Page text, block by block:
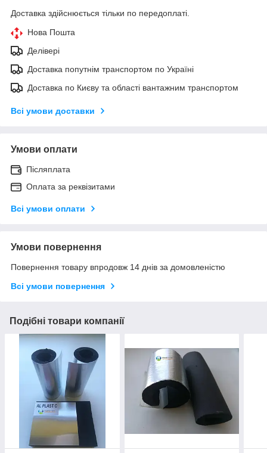
Доставка здійснюється тільки по передоплаті.
Нова Пошта
Делівері
Доставка попутнім транспортом по Україні
Доставка по Києву та області вантажним транспортом
Всі умови доставки
Умови оплати
Післяплата
Оплата за реквізитами
Всі умови оплати
Умови повернення
Повернення товару впродовж 14 днів за домовленістю
Всі умови повернення
Подібні товари компанії